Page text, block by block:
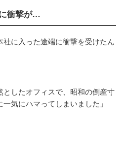
衝撃が…
社に入った途端に衝撃を受けたん
としたオフィスで、昭和の倒産寸
気にハマってしまいました」